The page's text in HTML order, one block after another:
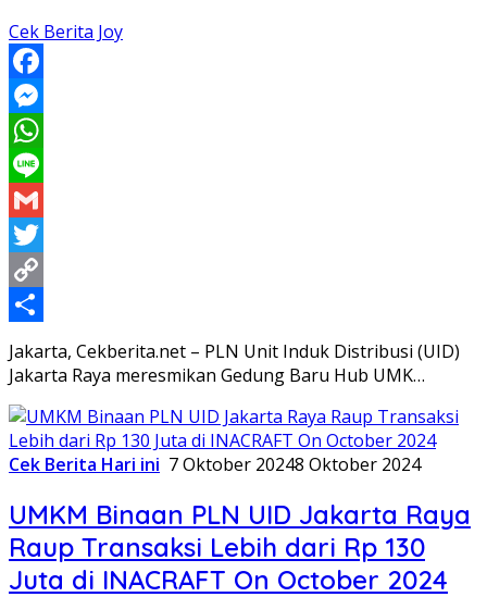
Cek Berita Joy
Facebook
Messenger
WhatsApp
Line
Gmail
Twitter
Copy
Link
Share
Jakarta, Cekberita.net – PLN Unit Induk Distribusi (UID)
Jakarta Raya meresmikan Gedung Baru Hub UMK…
Cek Berita Hari ini 7 Oktober 20248 Oktober 2024
UMKM Binaan PLN UID Jakarta Raya
Raup Transaksi Lebih dari Rp 130
Juta di INACRAFT On October 2024